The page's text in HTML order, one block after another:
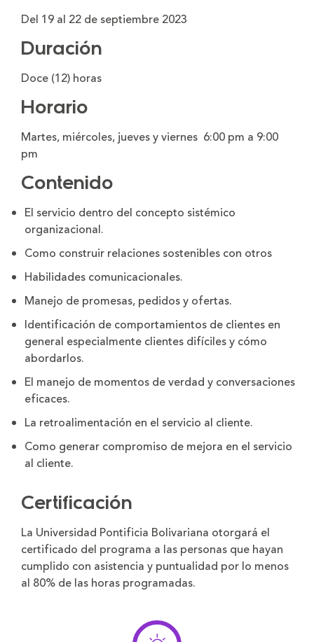
Del 19 al 22 de septiembre 2023
Duración
Doce (12) horas
Horario
Martes, miércoles, jueves y viernes 6:00 pm a 9:00
pm
Contenido
El servicio dentro del concepto sistémico
organizacional.
Como construir relaciones sostenibles con otros
Habilidades comunicacionales.
Manejo de promesas, pedidos y ofertas.
Identificación de comportamientos de clientes en
general especialmente clientes difíciles y cómo
abordarlos.
El manejo de momentos de verdad y conversaciones
eficaces.
La retroalimentación en el servicio al cliente.
Como generar compromiso de mejora en el servicio
al cliente.
Certificación
La Universidad Pontificia Bolivariana otorgará el
certificado del programa a las personas que hayan
cumplido con asistencia y puntualidad por lo menos
al 80% de las horas programadas.